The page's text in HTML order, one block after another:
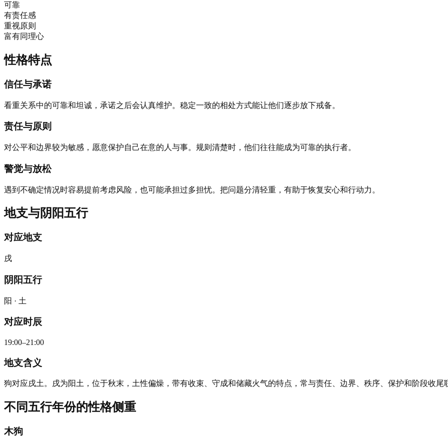
可靠
有责任感
重视原则
富有同理心
性格特点
信任与承诺
看重关系中的可靠和坦诚，承诺之后会认真维护。稳定一致的相处方式能让他们逐步放下戒备。
责任与原则
对公平和边界较为敏感，愿意保护自己在意的人与事。规则清楚时，他们往往能成为可靠的执行者。
警觉与放松
遇到不确定情况时容易提前考虑风险，也可能承担过多担忧。把问题分清轻重，有助于恢复安心和行动力。
地支与阴阳五行
对应地支
戌
阴阳五行
阳 · 土
对应时辰
19:00–21:00
地支含义
狗对应戌土。戌为阳土，位于秋末，土性偏燥，带有收束、守成和储藏火气的特点，常与责任、边界、秩序、保护和阶段收尾
不同五行年份的性格侧重
木狗